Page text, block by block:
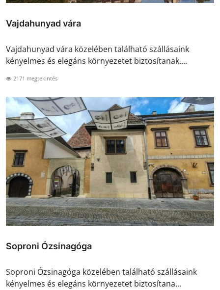
Vajdahunyad vára
Vajdahunyad vára közelében található szállásaink
kényelmes és elegáns környezetet biztosítanak....
2171 megtekintés
Soproni Ózsinagóga
Soproni Ózsinagóga közelében található szállásaink
kényelmes és elegáns környezetet biztosítana...